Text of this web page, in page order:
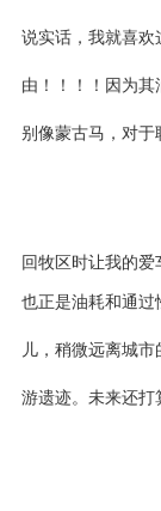
说实话，我就喜欢
由！！！！因为
别像蒙古马，对于
回牧区时让我的
也正是油耗和通过
儿，稍微远离城
游遗迹。未来还打